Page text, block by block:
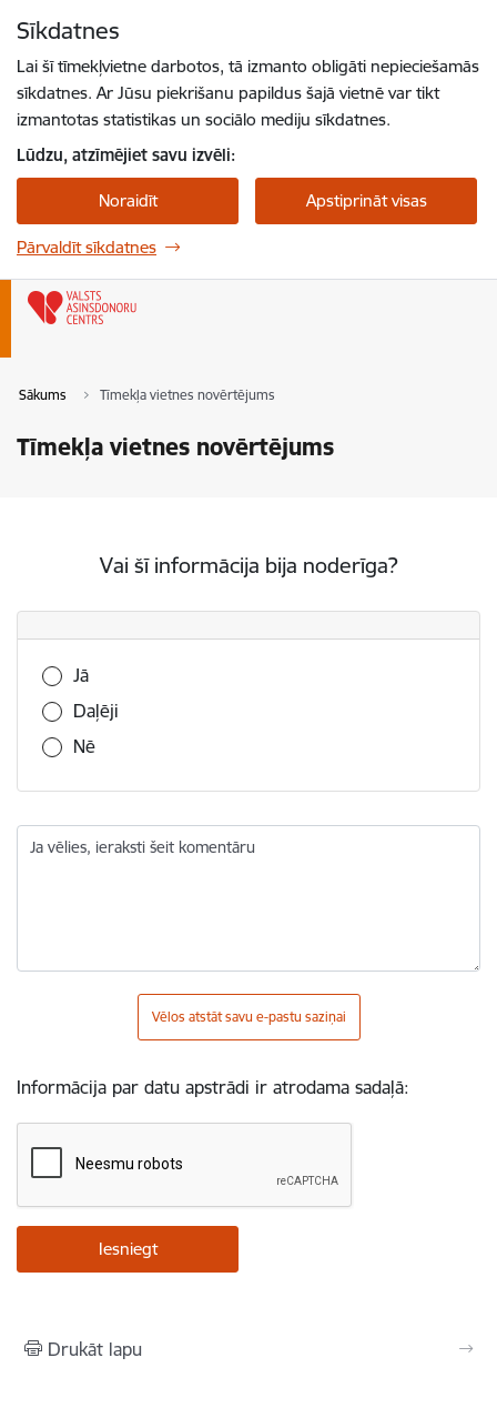
Sīkdatnes
Lai šī tīmekļvietne darbotos, tā izmanto obligāti nepieciešamās
sīkdatnes. Ar Jūsu piekrišanu papildus šajā vietnē var tikt
izmantotas statistikas un sociālo mediju sīkdatnes.
Lūdzu, atzīmējiet savu izvēli:
Noraidīt Apstiprināt visas
Pārvaldīt sīkdatnes
Sākums Tīmekļa vietnes novērtējums
Tīmekļa vietnes novērtējums
Vai šī informācija bija noderīga?
Vai šī informācija bija noderīga?
Jā
Daļēji
Nē
Ja vēlies, ieraksti šeit komentāru
Vēlos atstāt savu e-pastu saziņai
Informācija par datu apstrādi ir atrodama sadaļā:
Drukāt lapu